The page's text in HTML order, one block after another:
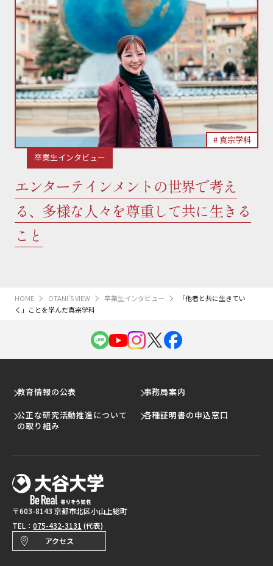
真宗学科
卒業生インタビュー
エンターテインメントの世界で考え
る、多様な人々を尊重して共に生きる
こと
HOME OTANI'S VIEW 卒業生インタビュー
「他者と共に生きてい
く」ことを学んだ真宗学科
教育情報の公表
事務局案内
公正な研究活動推進について
の取り組み
各種証明書の申込窓口
〒603-8143 京都市北区小山上総町
TEL： 075-432-3131 (代表)
アクセス